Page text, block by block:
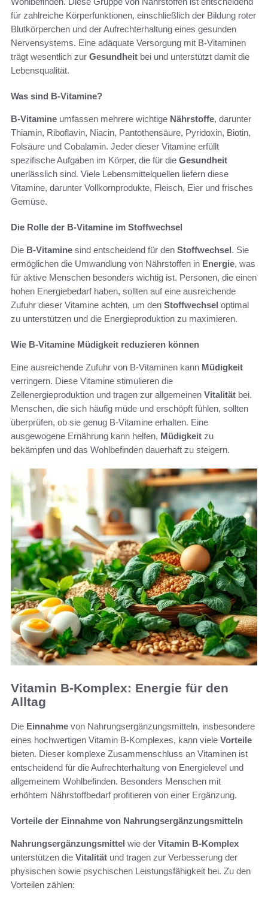
für zahlreiche Körperfunktionen, einschließlich der Bildung roter
Blutkörperchen und der Aufrechterhaltung eines gesunden
Nervensystems. Eine adäquate Versorgung mit B-Vitaminen
trägt wesentlich zur Gesundheit bei und unterstützt damit die
Lebensqualität.
Was sind B-Vitamine?
B-Vitamine umfassen mehrere wichtige Nährstoffe, darunter
Thiamin, Riboflavin, Niacin, Pantothensäure, Pyridoxin, Biotin,
Folsäure und Cobalamin. Jeder dieser Vitamine erfüllt
spezifische Aufgaben im Körper, die für die Gesundheit
unerlässlich sind. Viele Lebensmittelquellen liefern diese
Vitamine, darunter Vollkornprodukte, Fleisch, Eier und frisches
Gemüse.
Die Rolle der B-Vitamine im Stoffwechsel
Die B-Vitamine sind entscheidend für den Stoffwechsel. Sie
ermöglichen die Umwandlung von Nährstoffen in Energie, was
für aktive Menschen besonders wichtig ist. Personen, die einen
hohen Energiebedarf haben, sollten auf eine ausreichende
Zufuhr dieser Vitamine achten, um den Stoffwechsel optimal
zu unterstützen und die Energieproduktion zu maximieren.
Wie B-Vitamine Müdigkeit reduzieren können
Eine ausreichende Zufuhr von B-Vitaminen kann Müdigkeit
verringern. Diese Vitamine stimulieren die
Zellenergieproduktion und tragen zur allgemeinen Vitalität bei.
Menschen, die sich häufig müde und erschöpft fühlen, sollten
überprüfen, ob sie genug B-Vitamine erhalten. Eine
ausgewogene Ernährung kann helfen, Müdigkeit zu
bekämpfen und das Wohlbefinden dauerhaft zu steigern.
Vitamin B-Komplex: Energie für den
Alltag
Die Einnahme von Nahrungsergänzungsmitteln, insbesondere
eines hochwertigen Vitamin B-Komplexes, kann viele Vorteile
bieten. Dieser komplexe Zusammenschluss an Vitaminen ist
entscheidend für die Aufrechterhaltung von Energielevel und
allgemeinem Wohlbefinden. Besonders Menschen mit
erhöhtem Nährstoffbedarf profitieren von einer Ergänzung.
Vorteile der Einnahme von Nahrungsergänzungsmitteln
Nahrungsergänzungsmittel wie der Vitamin B-Komplex
unterstützen die Vitalität und tragen zur Verbesserung der
physischen sowie psychischen Leistungsfähigkeit bei. Zu den
Vorteilen zählen: